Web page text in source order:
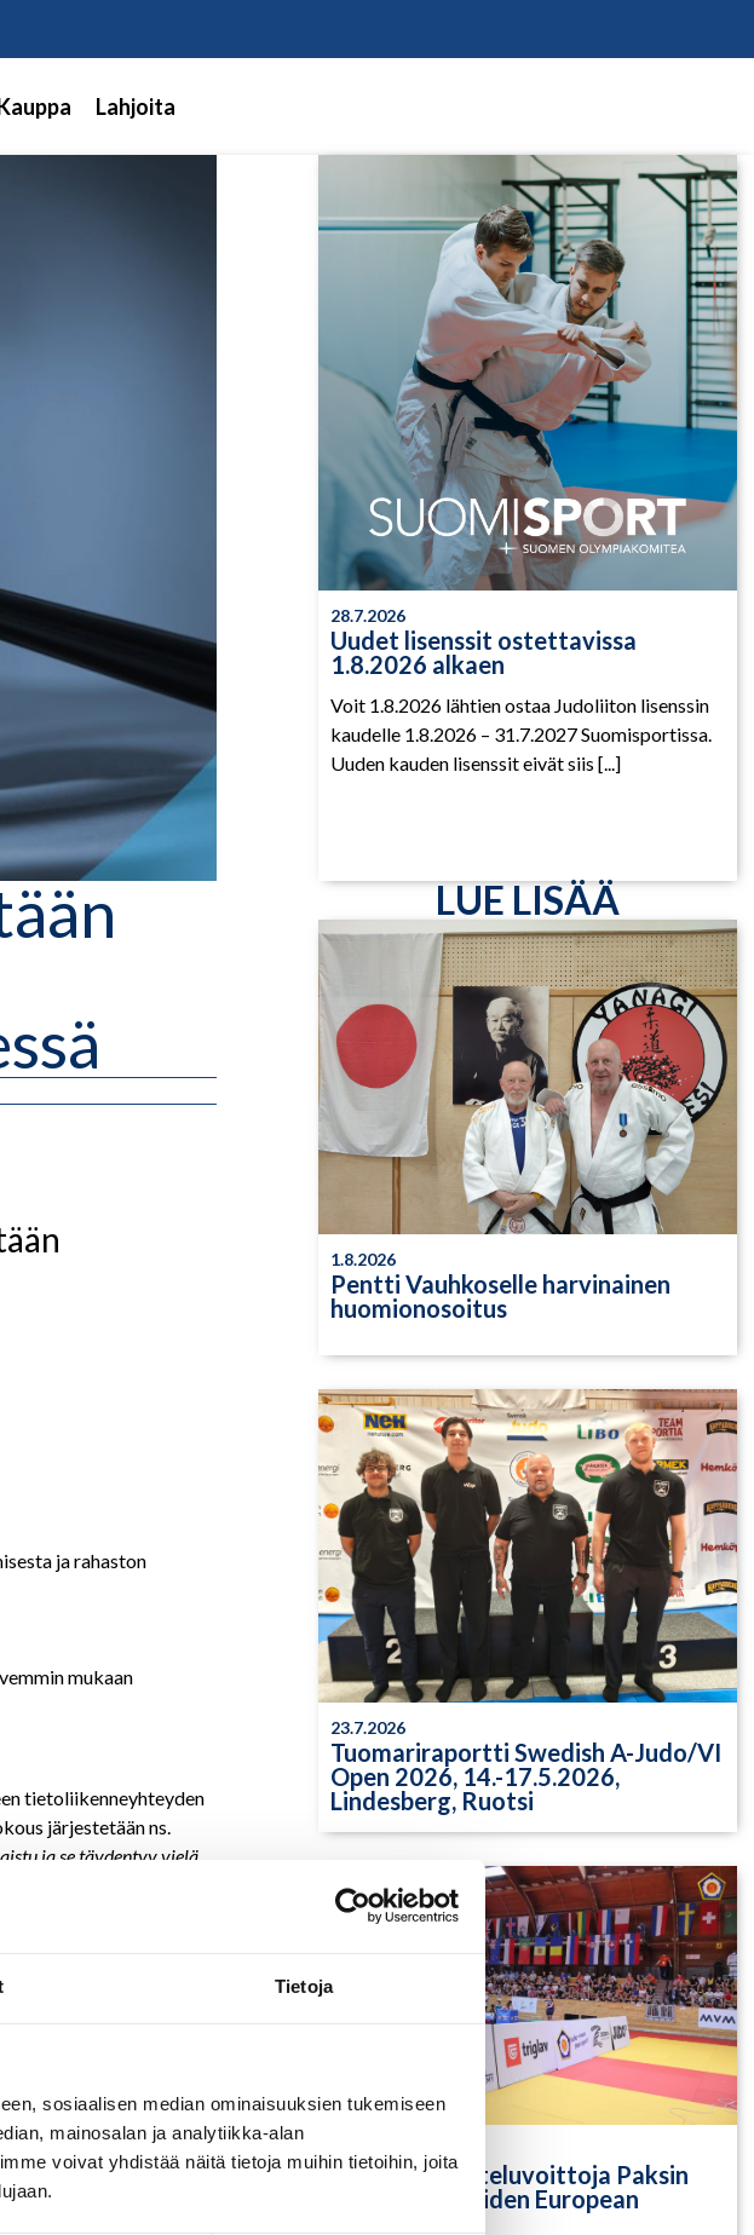
Tietoja
sosiaalisen median ominaisuuksien tukemiseen
mainosalan ja analytiikka-alan
voivat yhdistää näitä tietoja muihin tietoihin, joita
Lahjoita
ja rahaston
mukaan
tietoliikenneyhteyden
järjestetään ns.
ja se täydentyy vielä
28.7.2026
Uudet lisenssit ostettavissa
1.8.2026 alkaen
Voit 1.8.2026 lähtien ostaa Judoliiton lisenssin
kaudelle 1.8.2026 – 31.7.2027 Suomisportissa.
Uuden kauden lisenssit eivät siis [...]
LUE LISÄÄ
1.8.2026
Pentti Vauhkoselle harvinainen
huomionosoitus
23.7.2026
Tuomariraportti Swedish A-Judo/VI
Open 2026, 14.-17.5.2026,
Lindesberg, Ruotsi
Yksittäisiä otteluvoittoja Paksin
alle 21-vuotiaiden European